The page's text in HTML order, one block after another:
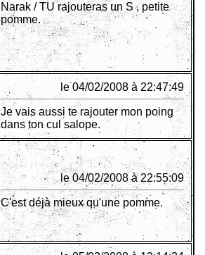
Narak / TU rajouteras un S , petite
pomme.
le 04/02/2008 à 22:47:49
Je vais aussi te rajouter mon poing
dans ton cul salope.
le 04/02/2008 à 22:55:09
C'est déjà mieux qu'une pomme.